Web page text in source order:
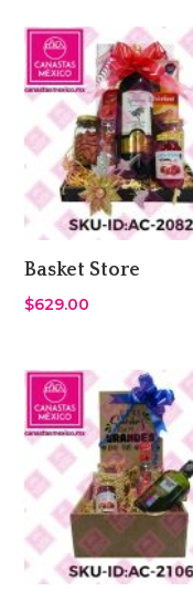
Basket Store
$629.00